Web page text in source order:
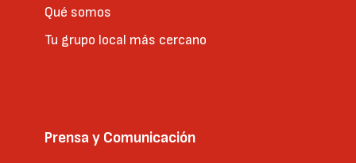
Qué somos
Tu grupo local más cercano
Prensa y Comunicación